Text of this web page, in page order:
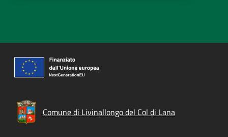
Comune di Livinallongo del Col di Lana